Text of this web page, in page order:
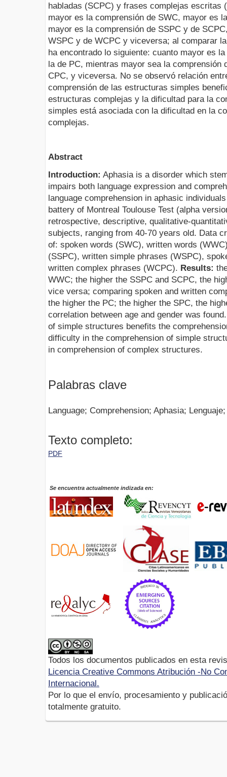
habladas (SCPC) y frases complejas escritas
mayor es la comprensión de SWC, mayor es
mayor es la comprensión de SSPC y de
WSPC y de WCPC y viceversa; al comparar
ha encontrado lo siguiente: cuanto mayor es
la de PC, mientras mayor sea la comprensión
CPC, y viceversa. No se observó relación
comprensión de las estructuras simples
estructuras complejas y la dificultad para la
simples está asociada con la dificultad en la
complejas.
Abstract
Introduction: Aphasia is a disorder which
impairs both language expression and
language comprehension in aphasic
battery of Montreal Toulouse Test (alpha
retrospective, descriptive, qualitative-
subjects, ranging from 40-70 years old. Data
of: spoken words (SWC), written words
(SSPC), written simple phrases (WSPC),
written complex phrases (WCPC). Results:
WWC; the higher the SSPC and SCPC, the
vice versa; comparing spoken and written
the higher the PC; the higher the SPC, the
correlation between age and gender was
of simple structures benefits the
difficulty in the comprehension of simple
in comprehension of complex structures.
Palabras clave
Language; Comprehension; Aphasia;
Texto completo:
PDF
Se encuentra actualmente indizada en:
Todos los documentos publicados en esta
Licencia Creative Commons Atribución -No
Internacional.
Por lo que el envío, procesamiento y
totalmente gratuito.